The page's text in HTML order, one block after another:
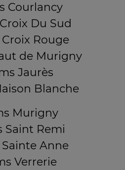
Courlancy
Du Sud
Rouge
de Murigny
Jaurès
Blanche
Murigny
Saint Remi
Sainte Anne
Verrerie